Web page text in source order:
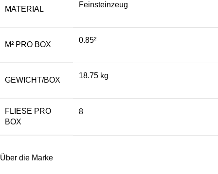
MATERIAL
Feinsteinzeug
M² PRO BOX
0.85²
GEWICHT/BOX
18.75 kg
FLIESE PRO
BOX
8
Über die Marke